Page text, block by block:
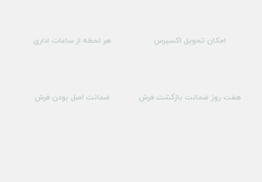
امکان تحویل اکسپرس هر لحظه از ساعات اداری
هفت روز ضمانت بازگشت فرش ضمانت اصل بودن فرش